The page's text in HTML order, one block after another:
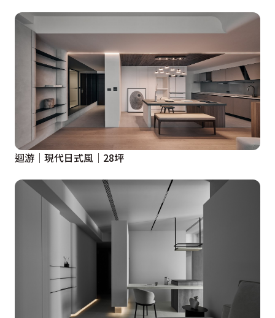
迴游│現代日式風│28坪